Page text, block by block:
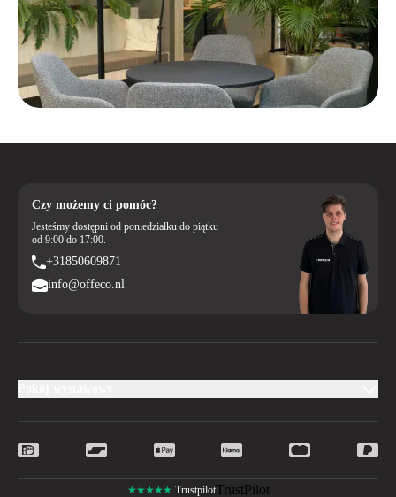
Czy możemy ci pomóc?
Jesteśmy dostępni od poniedziałku do piątku
od 9:00 do 17:00.
+31850609871
info@offeco.nl
★★★★★ TrustpilotTrustPilot